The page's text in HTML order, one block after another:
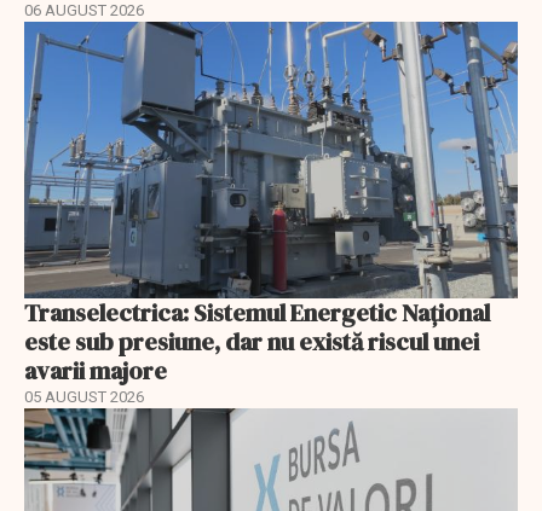
06 AUGUST 2026
Transelectrica: Sistemul Energetic Național
este sub presiune, dar nu există riscul unei
avarii majore
05 AUGUST 2026